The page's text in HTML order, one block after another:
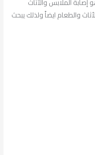
والطعام ايضاً ولذلك يبحث